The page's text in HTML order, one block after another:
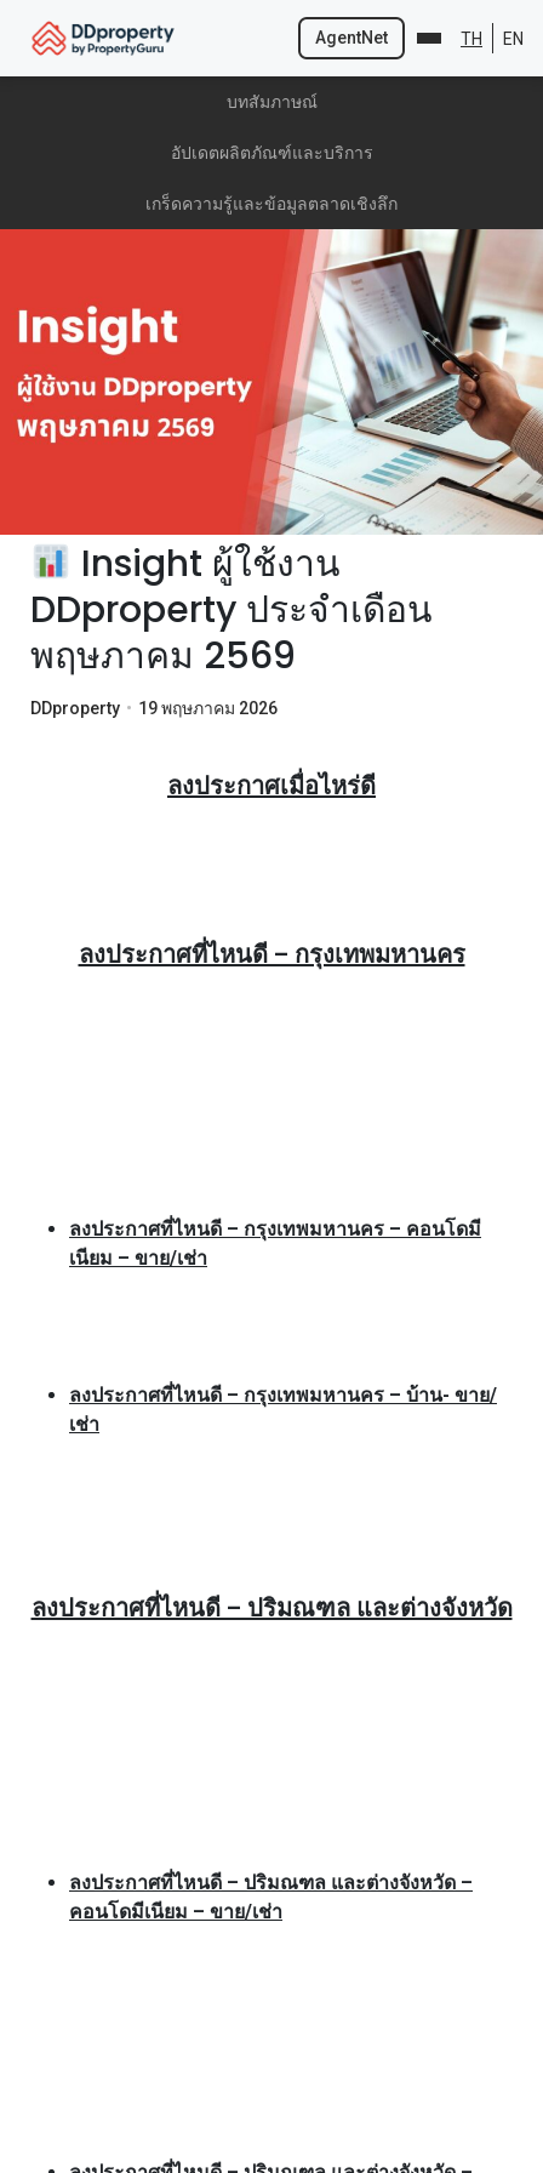
AgentNet TH EN
บทสัมภาษณ์
อัปเดตผลิตภัณฑ์และบริการ
เกร็ดความรู้และข้อมูลตลาดเชิงลึก
Insight ผู้ใช้งาน
DDproperty ประจำเดือน
พฤษภาคม 2569
DDproperty • 19 พฤษภาคม 2026
ลงประกาศเมื่อไหร่ดี
ลงประกาศที่ไหนดี – กรุงเทพมหานคร
ลงประกาศที่ไหนดี – กรุงเทพมหานคร – คอนโดมี
เนียม – ขาย/เช่า
ลงประกาศที่ไหนดี – กรุงเทพมหานคร – บ้าน- ขาย/
เช่า
ลงประกาศที่ไหนดี – ปริมณฑล และต่างจังหวัด
ลงประกาศที่ไหนดี – ปริมณฑล และต่างจังหวัด –
คอนโดมีเนียม – ขาย/เช่า